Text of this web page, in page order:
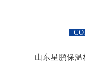
山东星鹏保温材